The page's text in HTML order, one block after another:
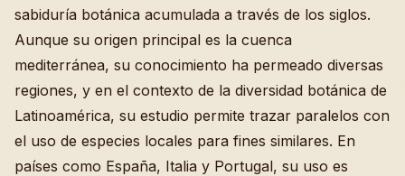
sabiduría botánica acumulada a través de los siglos.
Aunque su origen principal es la cuenca
mediterránea, su conocimiento ha permeado diversas
regiones, y en el contexto de la diversidad botánica de
Latinoamérica, su estudio permite trazar paralelos con
el uso de especies locales para fines similares. En
países como España, Italia y Portugal, su uso es